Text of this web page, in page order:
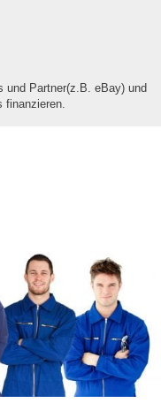
und Partner(z.B. eBay) und
finanzieren.